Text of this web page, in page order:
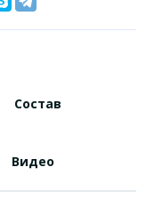
Состав
Видео